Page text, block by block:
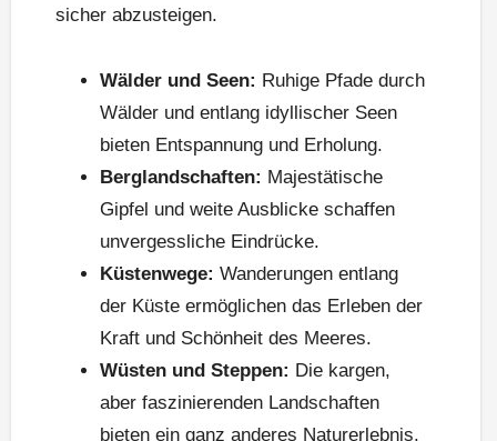
sicher abzusteigen.
Wälder und Seen: Ruhige Pfade durch
Wälder und entlang idyllischer Seen
bieten Entspannung und Erholung.
Berglandschaften: Majestätische
Gipfel und weite Ausblicke schaffen
unvergessliche Eindrücke.
Küstenwege: Wanderungen entlang
der Küste ermöglichen das Erleben der
Kraft und Schönheit des Meeres.
Wüsten und Steppen: Die kargen,
aber faszinierenden Landschaften
bieten ein ganz anderes Naturerlebnis.